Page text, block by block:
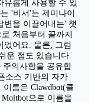
유롭게 사용할 수 있
'비서'는 제미나이
변을 이끌어내는' 챗
처음부터 끝까지
었어요. 물론, 그럼
운 점도 있습니다.
주의사항을 공유합
소스 기반의 자가
름은 Clawdbot(클
으로 이름을